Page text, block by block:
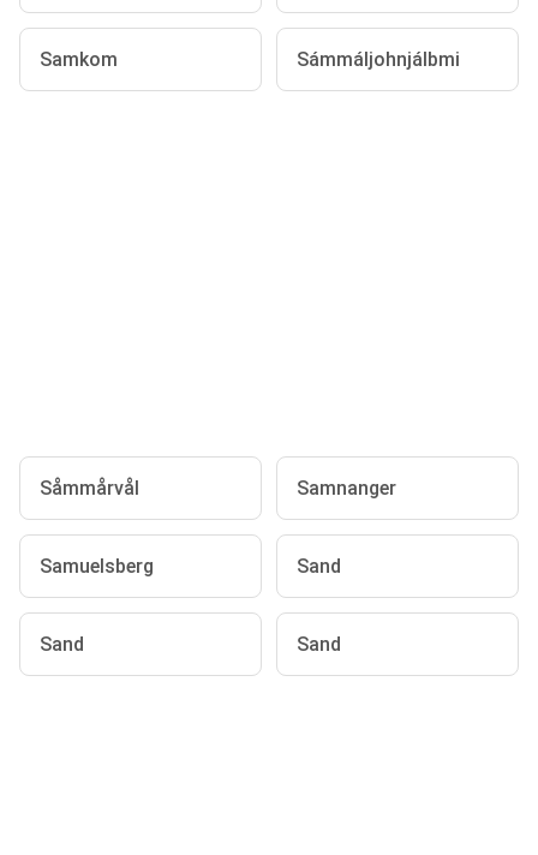
Samkom Sámmáljohnjálbmi
Såmmårvål Samnanger
Samuelsberg Sand
Sand Sand